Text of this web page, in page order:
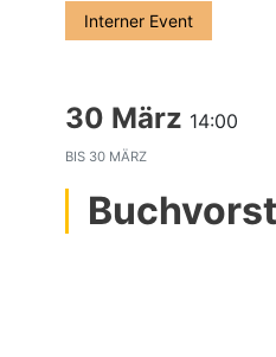
Interner Event
30 März 14:00
BIS 30 MÄRZ